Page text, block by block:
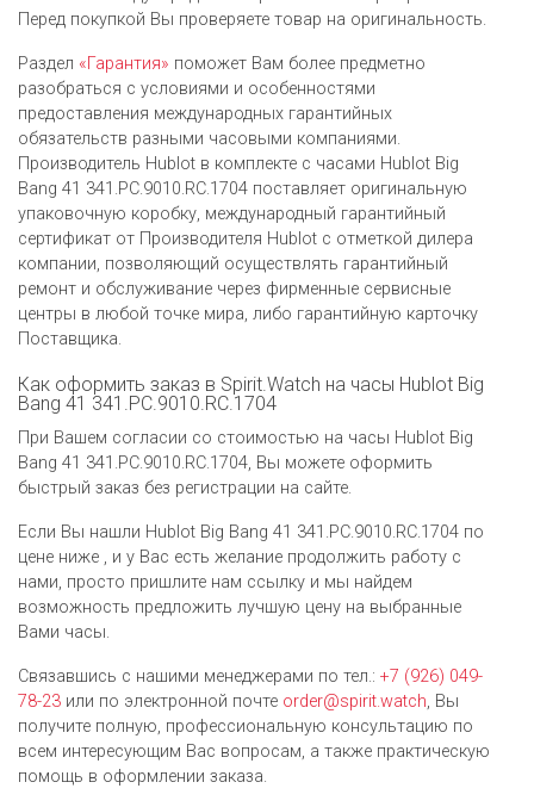
Перед покупкой Вы проверяете товар на оригинальность.
Раздел «Гарантия» поможет Вам более предметно
разобраться с условиями и особенностями
предоставления международных гарантийных
обязательств разными часовыми компаниями.
Производитель Hublot в комплекте с часами Hublot Big
Bang 41 341.PC.9010.RC.1704 поставляет оригинальную
упаковочную коробку, международный гарантийный
сертификат от Производителя Hublot c отметкой дилера
компании, позволяющий осуществлять гарантийный
ремонт и обслуживание через фирменные сервисные
центры в любой точке мира, либо гарантийную карточку
Поставщика.
Как оформить заказ в Spirit.Watch на часы Hublot Big
Bang 41 341.PC.9010.RC.1704
При Вашем согласии со стоимостью на часы Hublot Big
Bang 41 341.PC.9010.RC.1704, Вы можете оформить
быстрый заказ без регистрации на сайте.
Если Вы нашли Hublot Big Bang 41 341.PC.9010.RC.1704 по
цене ниже , и у Вас есть желание продолжить работу с
нами, просто пришлите нам ссылку и мы найдем
возможность предложить лучшую цену на выбранные
Вами часы.
Связавшись с нашими менеджерами по тел.: +7 (926) 049-
78-23 или по электронной почте order@spirit.watch, Вы
получите полную, профессиональную консультацию по
всем интересующим Вас вопросам, а также практическую
помощь в оформлении заказа.